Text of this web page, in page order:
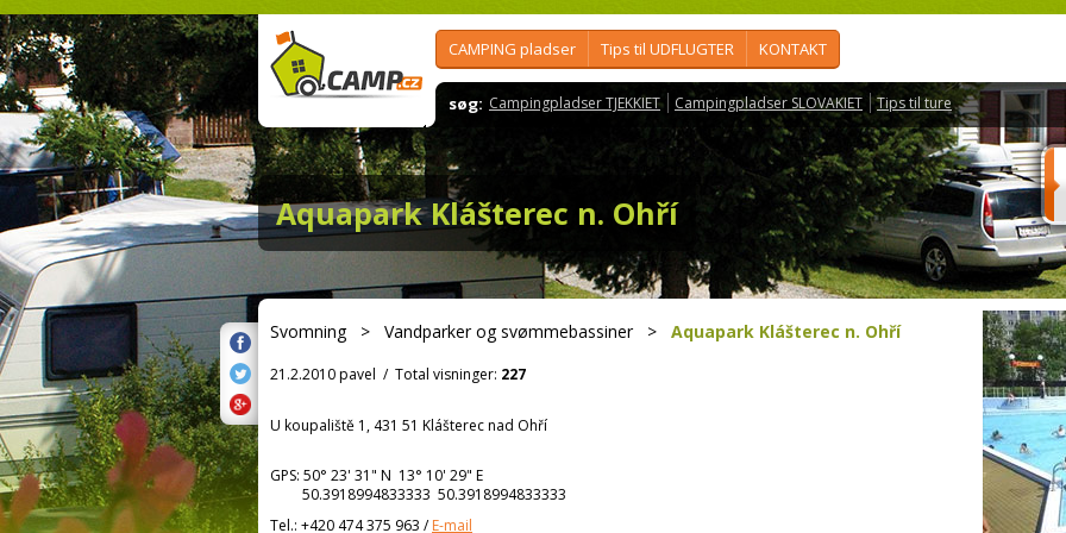
CAMPING pladser Tips til UDFLUGTER KONTAKT
søg: Campingpladser TJEKKIET Campingpladser SLOVAKIET Tips til ture
Aquapark Klášterec n. Ohří
Svomning> Vandparker og svømmebassiner> Aquapark Klášterec n. Ohří
21.2.2010 pavel / Total visninger: 227
U koupaliště 1, 431 51 Klášterec nad Ohří
GPS: 50° 23' 31" N 13° 10' 29" E
50.3918994833333 50.3918994833333
Tel.: +420 474 375 963 /E-mail